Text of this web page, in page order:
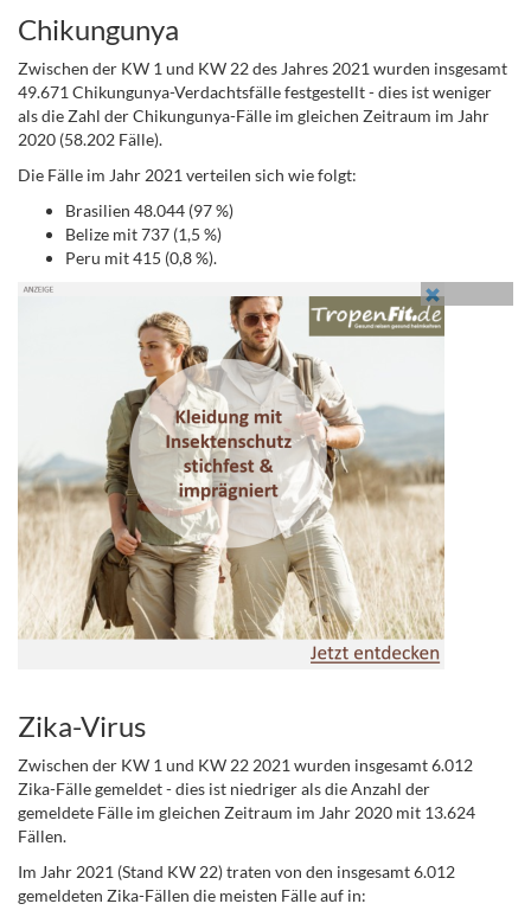
Chikungunya
Zwischen der KW 1 und KW 22 des Jahres 2021 wurden insgesamt
49.671 Chikungunya-Verdachtsfälle festgestellt - dies ist weniger
als die Zahl der Chikungunya-Fälle im gleichen Zeitraum im Jahr
2020 (58.202 Fälle).
Die Fälle im Jahr 2021 verteilen sich wie folgt:
Brasilien 48.044 (97 %)
Belize mit 737 (1,5 %)
Peru mit 415 (0,8 %).
Zika-Virus
Zwischen der KW 1 und KW 22 2021 wurden insgesamt 6.012
Zika-Fälle gemeldet - dies ist niedriger als die Anzahl der
gemeldete Fälle im gleichen Zeitraum im Jahr 2020 mit 13.624
Fällen.
Im Jahr 2021 (Stand KW 22) traten von den insgesamt 6.012
gemeldeten Zika-Fällen die meisten Fälle auf in: